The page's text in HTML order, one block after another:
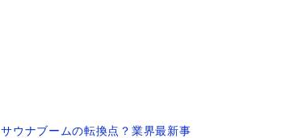
サウナブームの転換点？業界最新事